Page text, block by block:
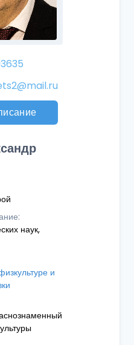
наук,
и